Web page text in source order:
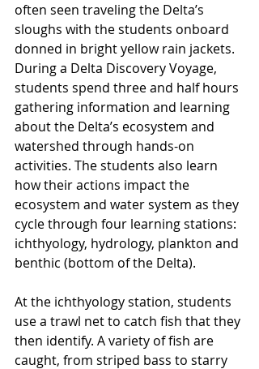
often seen traveling the Delta’s
sloughs with the students onboard
donned in bright yellow rain jackets.
During a Delta Discovery Voyage,
students spend three and half hours
gathering information and learning
about the Delta’s ecosystem and
watershed through hands-on
activities. The students also learn
how their actions impact the
ecosystem and water system as they
cycle through four learning stations:
ichthyology, hydrology, plankton and
benthic (bottom of the Delta).
At the ichthyology station, students
use a trawl net to catch fish that they
then identify. A variety of fish are
caught, from striped bass to starry